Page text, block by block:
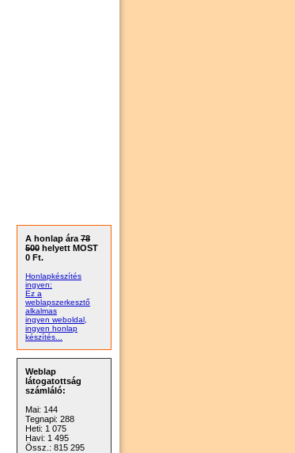
A honlap ára 78
500 helyett MOST
0 Ft.
Honlapkészítés
ingyen:
Ez a
weblapszerkesztő
alkalmas
ingyen weboldal,
ingyen honlap
készítés...
Weblap
látogatottság
számláló:
Mai: 144
Tegnapi: 288
Heti: 1 075
Havi: 1 495
Össz.: 815 295